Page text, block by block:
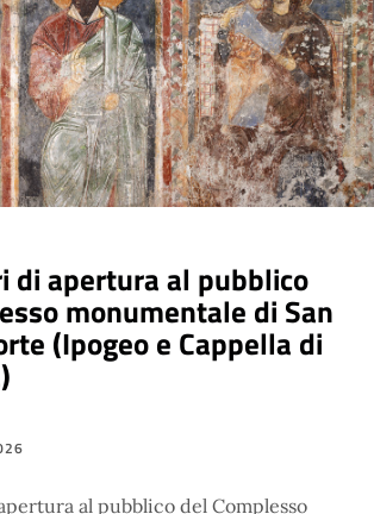
di apertura al pubblico
monumentale di San
(Ipogeo e Cappella di
al pubblico del Complesso